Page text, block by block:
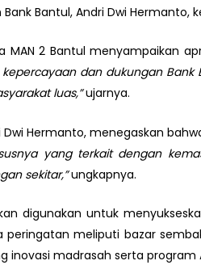
Bantul, Andri Dwi Hermanto,
MAN 2 Bantul menyampaikan
dan dukungan
luas,”ujarnya.
Dwi Hermanto, menegaskan
yang terkait dengan
sekitar,”ungkapnya.
digunakan untuk
meliputi bazar
inovasi madrasah serta program